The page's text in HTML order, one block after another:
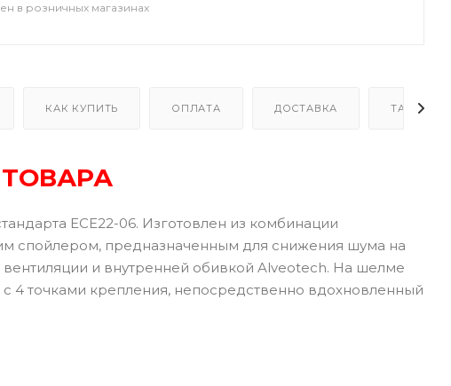
в розничных магазинах
КАК КУПИТЬ ОПЛАТА ДОСТАВКА ТАБЛИЦА
ECE22-06. Изготовлен из комбинации
спойлером, предназначенным для снижения шума на
и внутренней обивкой Alveotech. На шелме
4 точками крепления, непосредственно вдохновленный